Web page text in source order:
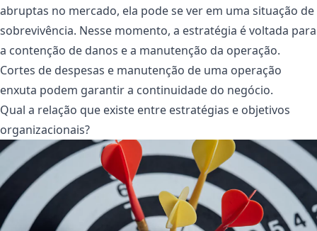
abruptas no mercado, ela pode se ver em uma situação de
sobrevivência. Nesse momento, a estratégia é voltada para
a contenção de danos e a manutenção da operação.
Cortes de despesas e manutenção de uma operação
enxuta podem garantir a continuidade do negócio.
Qual a relação que existe entre estratégias e objetivos
organizacionais?